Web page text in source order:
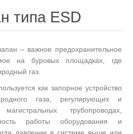
типа ESD
– важное предохранительное
на буровых площадках, где
газ.
как запорное устройство
газа, регулирующих и
трубопроводах,
работы оборудования и